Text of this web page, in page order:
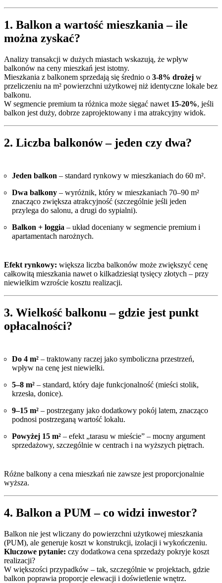
1. Balkon a wartość mieszkania – ile
można zyskać?
Analizy transakcji w dużych miastach wskazują, że wpływ
balkonów na ceny mieszkań jest istotny.
Mieszkania z balkonem sprzedają się średnio o 3-8% drożej w
przeliczeniu na m² powierzchni użytkowej niż identyczne lokale bez
balkonu.
W segmencie premium ta różnica może sięgać nawet 15-20%, jeśli
balkon jest duży, dobrze zaprojektowany i ma atrakcyjny widok.
2. Liczba balkonów – jeden czy dwa?
Jeden balkon – standard rynkowy w mieszkaniach do 60 m².
Dwa balkony – wyróżnik, który w mieszkaniach 70–90 m²
znacząco zwiększa atrakcyjność (szczególnie jeśli jeden
przylega do salonu, a drugi do sypialni).
Balkon + loggia – układ doceniany w segmencie premium i
apartamentach narożnych.
Efekt rynkowy: większa liczba balkonów może zwiększyć cenę
całkowitą mieszkania nawet o kilkadziesiąt tysięcy złotych – przy
niewielkim wzroście kosztu realizacji.
3. Wielkość balkonu – gdzie jest punkt
opłacalności?
Do 4 m² – traktowany raczej jako symboliczna przestrzeń,
wpływ na cenę jest niewielki.
5–8 m² – standard, który daje funkcjonalność (mieści stolik,
krzesła, donice).
9–15 m² – postrzegany jako dodatkowy pokój latem, znacząco
podnosi postrzeganą wartość lokalu.
Powyżej 15 m² – efekt „tarasu w mieście” – mocny argument
sprzedażowy, szczególnie w centrach i na wyższych piętrach.
Różne balkony a cena mieszkań nie zawsze jest proporcjonalnie
wyższa.
4. Balkon a PUM – co widzi inwestor?
Balkon nie jest wliczany do powierzchni użytkowej mieszkania
(PUM), ale generuje koszt w konstrukcji, izolacji i wykończeniu.
Kluczowe pytanie: czy dodatkowa cena sprzedaży pokryje koszt
realizacji?
W większości przypadków – tak, szczególnie w projektach, gdzie
balkon poprawia proporcje elewacji i doświetlenie wnętrz.